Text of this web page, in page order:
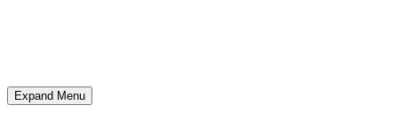
Expand Menu